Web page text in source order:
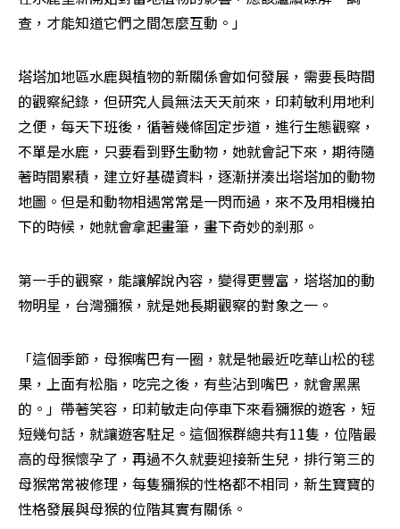
查，才能知道它們之間怎麼互動。」
塔塔加地區水鹿與植物的新關係會如何發展，需要長時間
的觀察紀錄，但研究人員無法天天前來，印莉敏利用地利
之便，每天下班後，循著幾條固定步道，進行生態觀察，
不單是水鹿，只要看到野生動物，她就會記下來，期待隨
著時間累積，建立好基礎資料，逐漸拼湊出塔塔加的動物
地圖。但是和動物相遇常常是一閃而過，來不及用相機拍
下的時候，她就會拿起畫筆，畫下奇妙的剎那。
第一手的觀察，能讓解說內容，變得更豐富，塔塔加的動
物明星，台灣獼猴，就是她長期觀察的對象之一。
「這個季節，母猴嘴巴有一圈，就是牠最近吃華山松的毬
果，上面有松脂，吃完之後，有些沾到嘴巴，就會黑黑
的。」帶著笑容，印莉敏走向停車下來看獼猴的遊客，短
短幾句話，就讓遊客駐足。這個猴群總共有11隻，位階最
高的母猴懷孕了，再過不久就要迎接新生兒，排行第三的
母猴常常被修理，每隻獼猴的性格都不相同，新生寶寶的
性格發展與母猴的位階其實有關係。